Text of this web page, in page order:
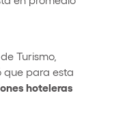
Turismo,
que para esta
hoteleras